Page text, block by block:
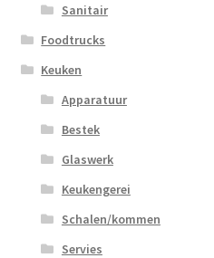
Sanitair
Foodtrucks
Keuken
Apparatuur
Bestek
Glaswerk
Keukengerei
Schalen/kommen
Servies